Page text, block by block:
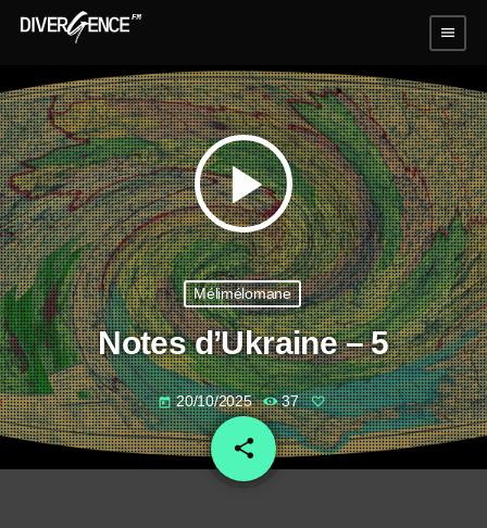
menu
play_arrow
Mélimélomane
Notes d’Ukraine – 5
today 20/10/2025 37
share
email